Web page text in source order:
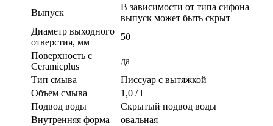
Выпуск
В зависимости от типа сифона
выпуск может быть скрыт
Диаметр выходного
отверстия, мм
50
Поверхность с
Ceramicplus
да
Тип смыва
Писсуар с вытяжкой
Объем смыва
1,0 / l
Подвод воды
Скрытый подвод воды
Внутренняя форма
овальная